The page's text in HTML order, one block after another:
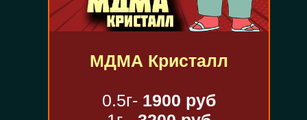
МДМА Кристалл
0.5г- 1900 руб